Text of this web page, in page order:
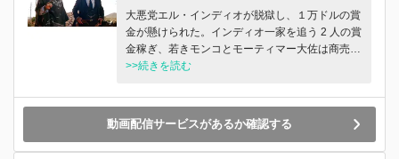
大悪党エル・インディオが脱獄し、１万ドルの賞
金が懸けられた。インディオ一家を追う 2 人の賞
金稼ぎ、若きモンコとモーティマー大佐は商売敵
だったが、一家全員の賞金山分けを条件に手を組
前作よりも一段と際立つイーストウッドのカッコ
良さ、眼光鋭い新キャラ、リー・ヴァン・クリー
フの堂々たる風格、悪役ヴォロンテの複雑怪奇な
個性がドラマを膨らませ、面白さ倍増。フラッシ
>>続きを読む
動画配信サービスがあるか確認する